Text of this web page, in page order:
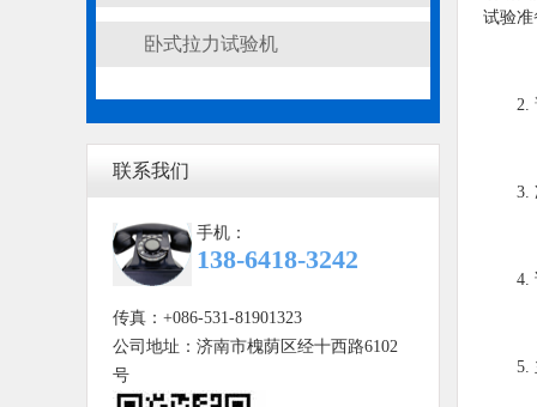
卧式拉力试验机
联系我们
手机：
138-6418-3242
传真：+086-531-81901323
公司地址：济南市槐荫区经十西路6102
号
试验
2.
3.
4.
5.